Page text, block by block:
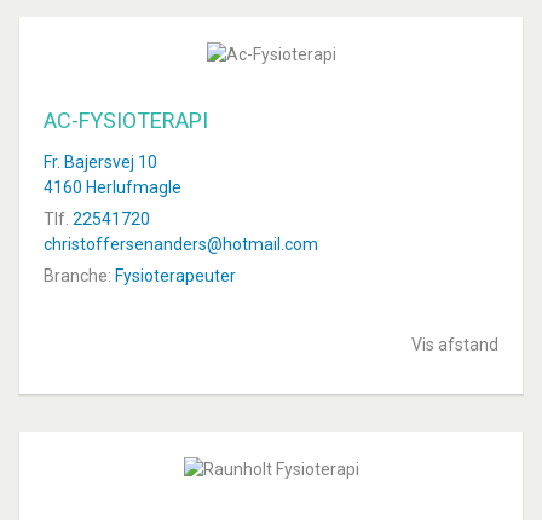
AC-FYSIOTERAPI
Fr. Bajersvej 10
4160 Herlufmagle
Tlf. 22541720
christoffersenanders@hotmail.com
Branche: Fysioterapeuter
Vis afstand